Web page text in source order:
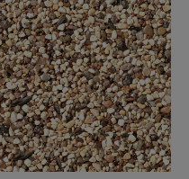
lze
vybrat
na
stránce